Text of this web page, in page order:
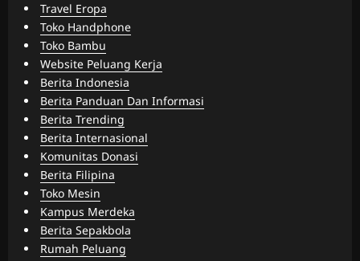
Travel Eropa
Toko Handphone
Toko Bambu
Website Peluang Kerja
Berita Indonesia
Berita Panduan Dan Informasi
Berita Trending
Berita Internasional
Komunitas Donasi
Berita Filipina
Toko Mesin
Kampus Merdeka
Berita Sepakbola
Rumah Peluang